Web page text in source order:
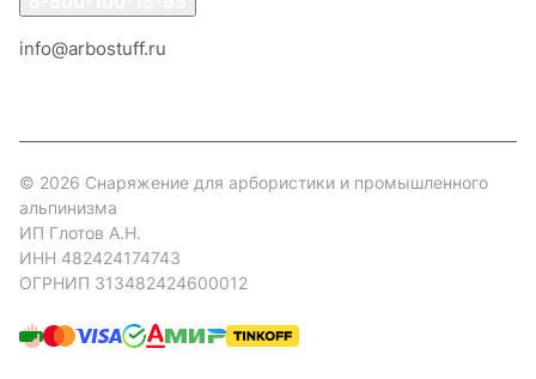
info@arbostuff.ru
© 2026 Снаряжение для арбористики и промышленного
альпинизма
ИП Глотов А.Н.
ИНН 482424174743
ОГРНИП 313482424600012